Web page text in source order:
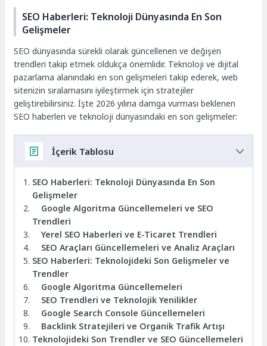
SEO Haberleri: Teknoloji Dünyasında En Son
Gelişmeler
SEO dünyasında sürekli olarak güncellenen ve değişen
trendleri takip etmek oldukça önemlidir. Teknoloji ve dijital
pazarlama alanındaki en son gelişmeleri takip ederek, web
sitenizin sıralamasını iyileştirmek için stratejiler
geliştirebilirsiniz. İşte 2026 yılına damga vurması beklenen
SEO haberleri ve teknoloji dünyasındaki en son gelişmeler:
İçerik Tablosu
SEO Haberleri: Teknoloji Dünyasında En Son
Gelişmeler
Google Algoritma Güncellemeleri ve SEO
Trendleri
Yerel SEO Haberleri ve E-Ticaret Trendleri
SEO Araçları Güncellemeleri ve Analiz Araçları
SEO Haberleri: Teknolojideki Son Gelişmeler ve
Trendler
Google Algoritma Güncellemeleri
SEO Trendleri ve Teknolojik Yenilikler
Google Search Console Güncellemeleri
Backlink Stratejileri ve Organik Trafik Artışı
Teknolojideki Son Trendler ve SEO Güncellemeleri